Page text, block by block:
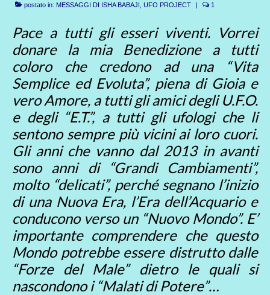
postato in: MESSAGGI DI ISHA BABAJI UFO PROJECT | 1
Pace a tutti gli esseri viventi. Vorrei
donare la mia Benedizione a tutti
coloro che credono ad una “Vita
Semplice ed Evoluta”, piena di Gioia e
vero Amore, a tutti gli amici degli U.F.O.
e degli “E.T.”, a tutti gli ufologi che li
sentono sempre più vicini ai loro cuori.
Gli anni che vanno dal 2013 in avanti
sono anni di “Grandi Cambiamenti”,
molto “delicati”, perché segnano l’inizio
di una Nuova Era, l’Era dell’Acquario e
conducono verso un “Nuovo Mondo”. E’
importante comprendere che questo
Mondo potrebbe essere distrutto dalle
“Forze del Male” dietro le quali si
nascondono i “Malati di Potere”…